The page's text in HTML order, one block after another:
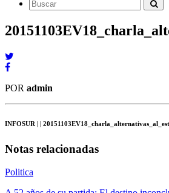
POR admin
INFOSUR | |
Notas relacionadas
Politica